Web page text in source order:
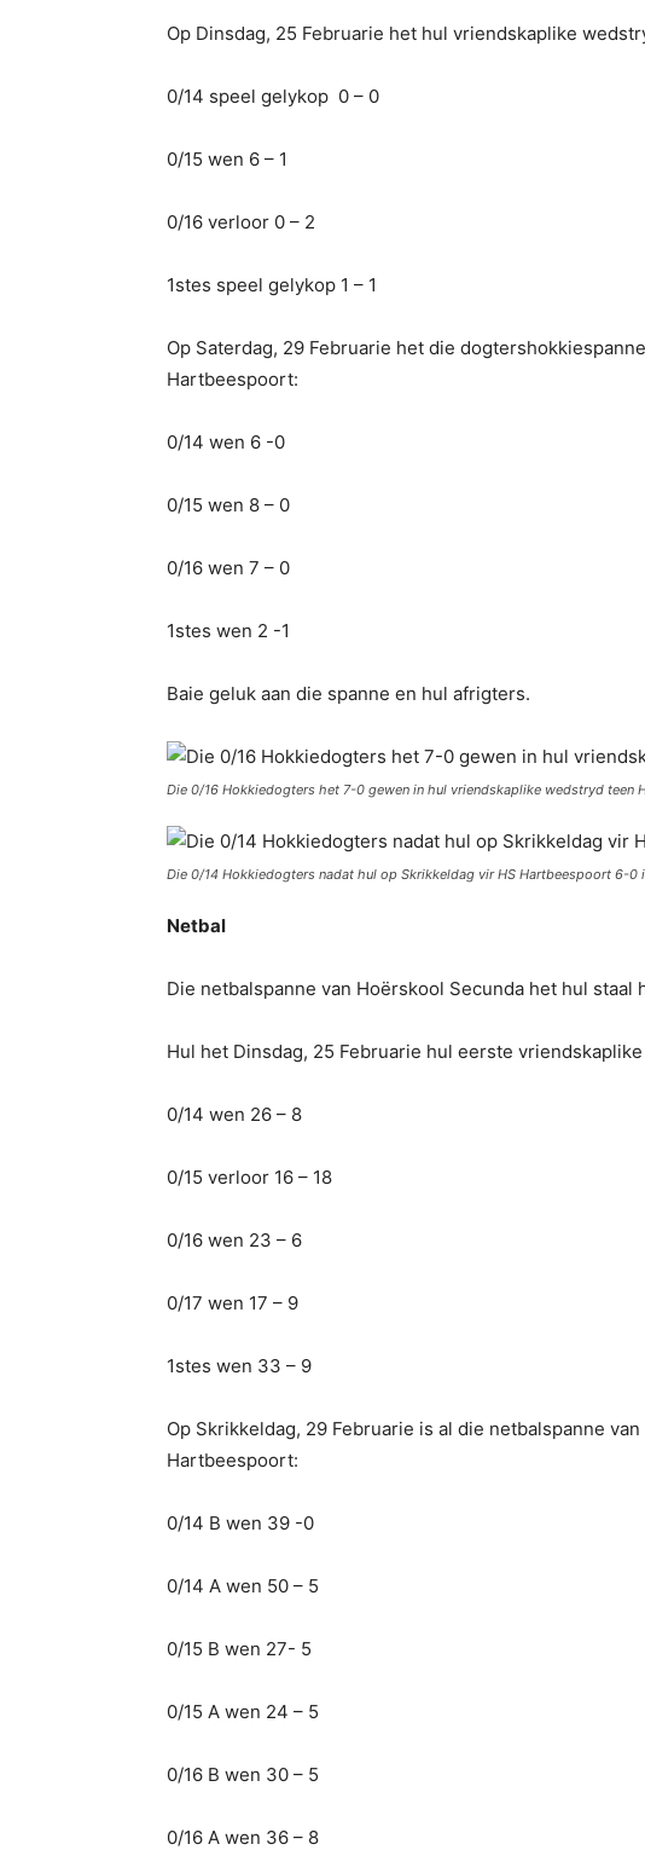
Op Dinsdag, 25 Februarie het hul vriendskaplike
0/14 speel gelykop 0 – 0
0/15 wen 6 – 1
0/16 verloor 0 – 2
1stes speel gelykop 1 – 1
Op Saterdag, 29 Februarie het die
Hartbeespoort:
0/14 wen 6 -0
0/15 wen 8 – 0
0/16 wen 7 – 0
1stes wen 2 -1
Baie geluk aan die spanne en hul afrigters.
Die 0/16 Hokkiedogters het 7-0 gewen in hul vriendskaplike wedstryd teen
Die 0/14 Hokkiedogters nadat hul op Skrikkeldag vir HS Hartbeespoort 6-
Netbal
Die netbalspanne van Hoërskool Secunda het hul
Hul het Dinsdag, 25 Februarie hul eerste
0/14 wen 26 – 8
0/15 verloor 16 – 18
0/16 wen 23 – 6
0/17 wen 17 – 9
1stes wen 33 – 9
Op Skrikkeldag, 29 Februarie is al die netbalspanne
Hartbeespoort:
0/14 B wen 39 -0
0/14 A wen 50 – 5
0/15 B wen 27- 5
0/15 A wen 24 – 5
0/16 B wen 30 – 5
0/16 A wen 36 – 8